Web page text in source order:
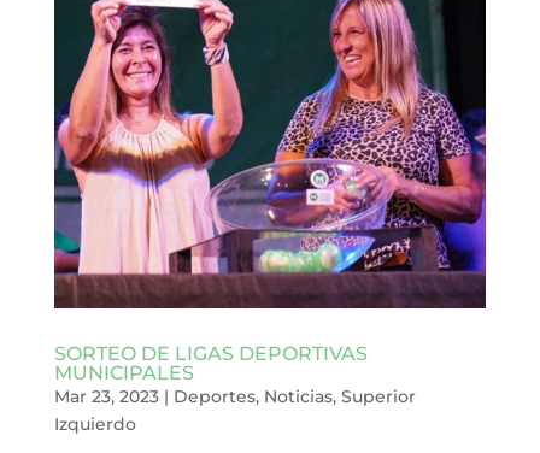
SORTEO DE LIGAS DEPORTIVAS
MUNICIPALES
Mar 23, 2023| Deportes, Noticias, Superior
Izquierdo